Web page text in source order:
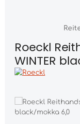
Roeckl
WINTER
Bildergalerie